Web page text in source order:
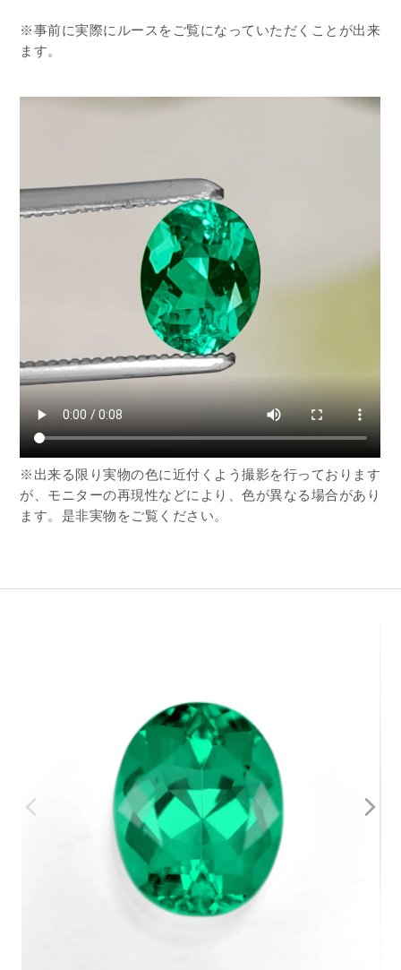
※事前に実際にルースをご覧になっていただくことが出来
ます。
※出来る限り実物の色に近付くよう撮影を行っております
が、モニターの再現性などにより、色が異なる場合があり
ます。是非実物をご覧ください。